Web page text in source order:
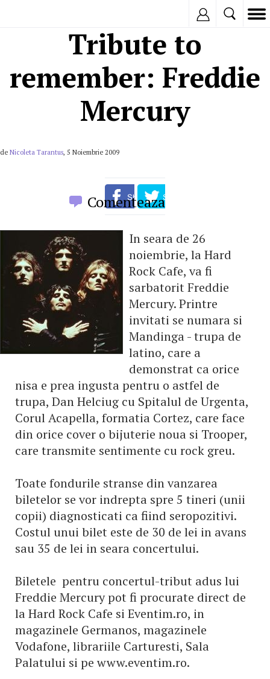
Tribute to
remember: Freddie
Mercury
de Nicoleta Tarantus, 5 Noiembrie 2009
Comenteaza
In seara de 26
noiembrie, la Hard
Rock Cafe, va fi
sarbatorit Freddie
Mercury. Printre
invitati se numara si
Mandinga - trupa de
latino, care a
demonstrat ca orice
nisa e prea ingusta pentru o astfel de
trupa, Dan Helciug cu Spitalul de Urgenta,
Corul Acapella, formatia Cortez, care face
din orice cover o bijuterie noua si Trooper,
care transmite sentimente cu rock greu.
Toate fondurile stranse din vanzarea
biletelor se vor indrepta spre 5 tineri (unii
copii) diagnosticati ca fiind seropozitivi.
Costul unui bilet este de 30 de lei in avans
sau 35 de lei in seara concertului.
Biletele pentru concertul-tribut adus lui
Freddie Mercury pot fi procurate direct de
la Hard Rock Cafe si Eventim.ro, in
magazinele Germanos, magazinele
Vodafone, librariile Carturesti, Sala
Palatului si pe www.eventim.ro.